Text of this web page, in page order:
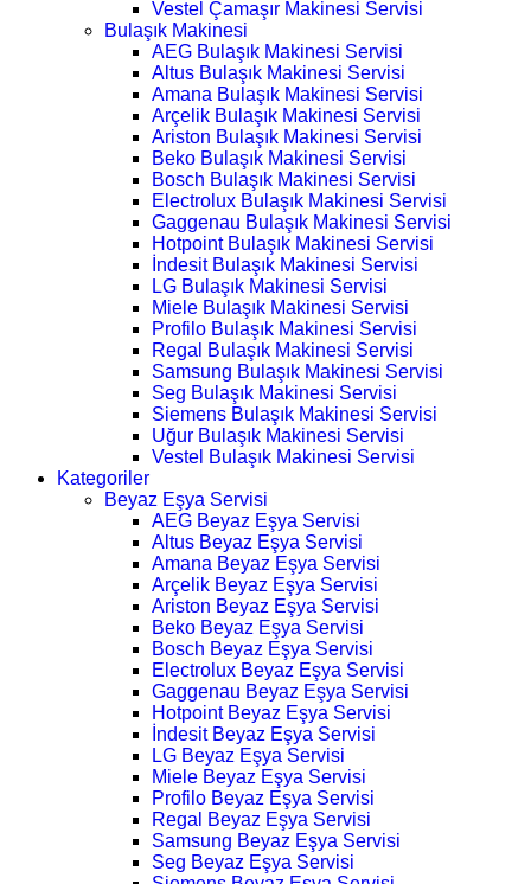
Vestel Çamaşır Makinesi Servisi
Bulaşık Makinesi
AEG Bulaşık Makinesi Servisi
Altus Bulaşık Makinesi Servisi
Amana Bulaşık Makinesi Servisi
Arçelik Bulaşık Makinesi Servisi
Ariston Bulaşık Makinesi Servisi
Beko Bulaşık Makinesi Servisi
Bosch Bulaşık Makinesi Servisi
Electrolux Bulaşık Makinesi Servisi
Gaggenau Bulaşık Makinesi Servisi
Hotpoint Bulaşık Makinesi Servisi
İndesit Bulaşık Makinesi Servisi
LG Bulaşık Makinesi Servisi
Miele Bulaşık Makinesi Servisi
Profilo Bulaşık Makinesi Servisi
Regal Bulaşık Makinesi Servisi
Samsung Bulaşık Makinesi Servisi
Seg Bulaşık Makinesi Servisi
Siemens Bulaşık Makinesi Servisi
Uğur Bulaşık Makinesi Servisi
Vestel Bulaşık Makinesi Servisi
Kategoriler
Beyaz Eşya Servisi
AEG Beyaz Eşya Servisi
Altus Beyaz Eşya Servisi
Amana Beyaz Eşya Servisi
Arçelik Beyaz Eşya Servisi
Ariston Beyaz Eşya Servisi
Beko Beyaz Eşya Servisi
Bosch Beyaz Eşya Servisi
Electrolux Beyaz Eşya Servisi
Gaggenau Beyaz Eşya Servisi
Hotpoint Beyaz Eşya Servisi
İndesit Beyaz Eşya Servisi
LG Beyaz Eşya Servisi
Miele Beyaz Eşya Servisi
Profilo Beyaz Eşya Servisi
Regal Beyaz Eşya Servisi
Samsung Beyaz Eşya Servisi
Seg Beyaz Eşya Servisi